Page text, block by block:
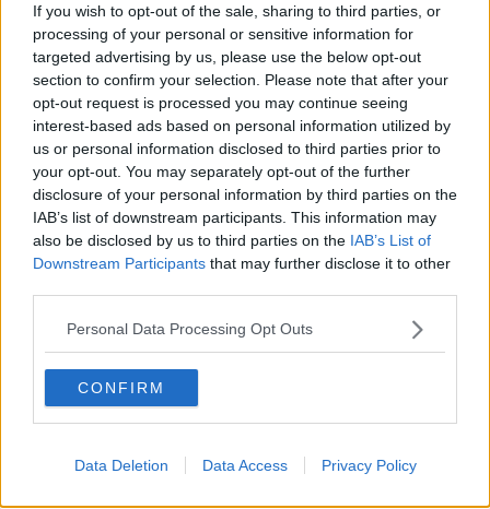
If you wish to opt-out of the sale, sharing to third parties, or
processing of your personal or sensitive information for
targeted advertising by us, please use the below opt-out
section to confirm your selection. Please note that after your
opt-out request is processed you may continue seeing
interest-based ads based on personal information utilized by
us or personal information disclosed to third parties prior to
your opt-out. You may separately opt-out of the further
disclosure of your personal information by third parties on the
IAB’s list of downstream participants. This information may
also be disclosed by us to third parties on the IAB’s List of
Downstream Participants that may further disclose it to other
Personal Data Processing Opt Outs
CONFIRM
Data Deletion Data Access Privacy Policy
Homo imbecillis
​4 anni di Blog
Quando il silenzio è aggressivo
​Il passato, questo conosciuto!
​Clima ballerino e sbalzi d’umore
La maternità
​L’uomo o l’orso?
Non hanno un amico a teatro​
​Tutta una questione di rispetto
​Cose che ci esauriscono
​Vespa che passione!
​Lasciate ai vostri figli il diritto di piangere
​Essere genitori di un adolescente
​Saper pazientare
​Giornata del Fiocchetto Lilla
​Venerdì emozionalmente sostenibile
Ma ti ascolti?
Contornati di persone che…
Che cos’è la dipendenza affettiva?
Quarta tappa nelle personalità: il narcisista